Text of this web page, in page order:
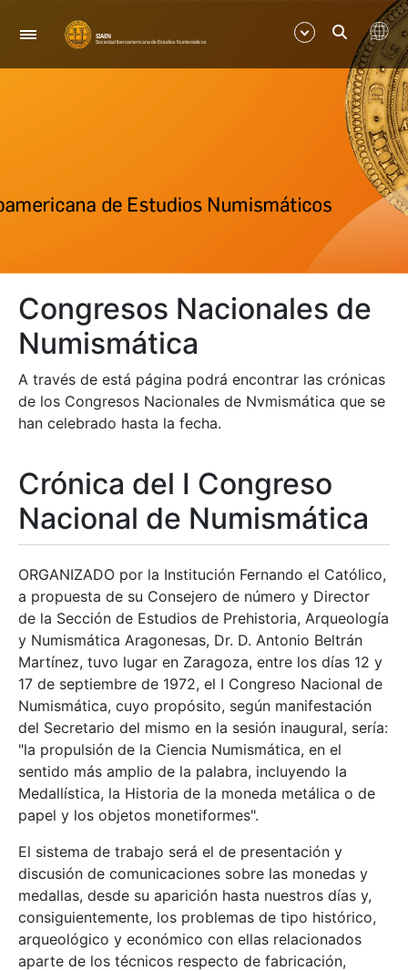
Nabigazioa
Erakutsi/Ezkutatu
Congresos Nacionales de
Numismática
A través de está página podrá encontrar las crónicas
de los Congresos Nacionales de Nvmismática que se
han celebrado hasta la fecha.
Crónica del I Congreso
Nacional de Numismática
ORGANIZADO por la Institución Fernando el Católico,
a propuesta de su Consejero de número y Director
de la Sección de Estudios de Prehistoria, Arqueología
y Numismática Aragonesas, Dr. D. Antonio Beltrán
Martínez, tuvo lugar en Zaragoza, entre los días 12 y
17 de septiembre de 1972, el I Congreso Nacional de
Numismática, cuyo propósito, según manifestación
del Secretario del mismo en la sesión inaugural, sería:
"la propulsión de la Ciencia Numismática, en el
sentido más amplio de la palabra, incluyendo la
Medallística, la Historia de la moneda metálica o de
papel y los objetos monetiformes".
El sistema de trabajo será el de presentación y
discusión de comunicaciones sobre las monedas y
medallas, desde su aparición hasta nuestros días y,
consiguientemente, los problemas de tipo histórico,
arqueológico y económico con ellas relacionados
aparte de los técnicos respecto de fabricación,